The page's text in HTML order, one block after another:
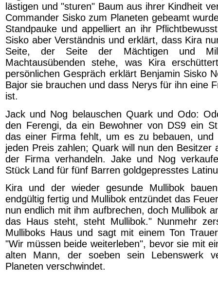
lästigen und "sturen" Baum aus ihrer Kindheit
Commander Sisko zum Planeten gebeamt
Standpauke und appelliert an ihr
Sisko aber Verständnis und erklärt, dass Kira
Seite, der Seite der Mächtigen und
Machtausübenden stehe, was Kira
persönlichen Gespräch erklärt Benjamin Sisko
Bajor sie brauchen und dass Nerys für ihn eine
ist.
Jack und Nog belauschen Quark und Odo:
den Ferengi, da ein Bewohner von DS9 ein
das einer Firma fehlt, um es zu bebauen,
jeden Preis zahlen; Quark will nun den Besitzer
der Firma verhandeln. Jake und Nog
Stück Land für fünf Barren goldgepresstes
Kira und der wieder gesunde Mullibok
endgültig fertig und Mullibok entzündet das
nun endlich mit ihm aufbrechen, doch Mullibok
das Haus steht, steht Mullibok." Nunmehr
Mulliboks Haus und sagt mit einem Ton
"Wir müssen beide weiterleben", bevor sie mit
alten Mann, der soeben sein Lebenswerk
Planeten verschwindet.